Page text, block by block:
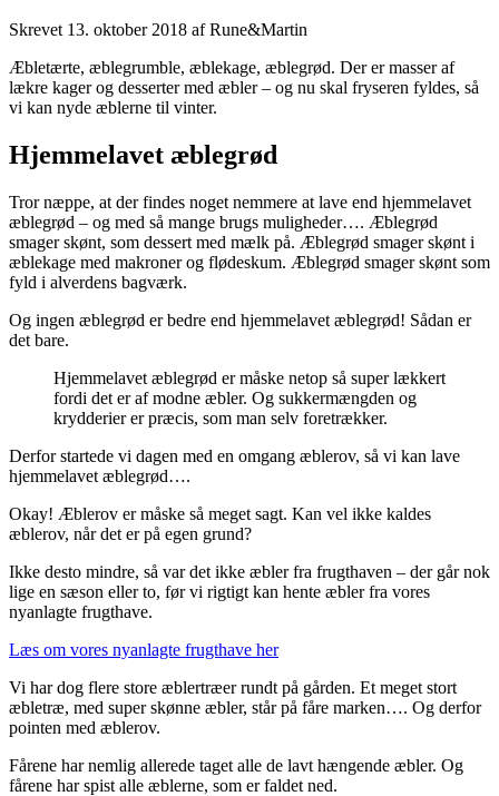
Skrevet 13. oktober 2018 afRune&Martin
Æbletærte, æblegrumble, æblekage, æblegrød. Der er masser af
lækre kager og desserter med æbler – og nu skal fryseren fyldes, så
vi kan nyde æblerne til vinter.
Hjemmelavet æblegrød
Tror næppe, at der findes noget nemmere at lave end hjemmelavet
æblegrød – og med så mange brugs muligheder…. Æblegrød
smager skønt, som dessert med mælk på. Æblegrød smager skønt i
æblekage med makroner og flødeskum. Æblegrød smager skønt som
fyld i alverdens bagværk.
Og ingen æblegrød er bedre end hjemmelavet æblegrød! Sådan er
det bare.
Hjemmelavet æblegrød er måske netop så super lækkert
fordi det er af modne æbler. Og sukkermængden og
krydderier er præcis, som man selv foretrækker.
Derfor startede vi dagen med en omgang æblerov, så vi kan lave
hjemmelavet æblegrød….
Okay! Æblerov er måske så meget sagt. Kan vel ikke kaldes
æblerov, når det er på egen grund?
Ikke desto mindre, så var det ikke æbler fra frugthaven – der går nok
lige en sæson eller to, før vi rigtigt kan hente æbler fra vores
nyanlagte frugthave.
Læs om vores nyanlagte frugthave her
Vi har dog flere store æblertræer rundt på gården. Et meget stort
æbletræ, med super skønne æbler, står på fåre marken…. Og derfor
pointen med æblerov.
Fårene har nemlig allerede taget alle de lavt hængende æbler. Og
fårene har spist alle æblerne, som er faldet ned.